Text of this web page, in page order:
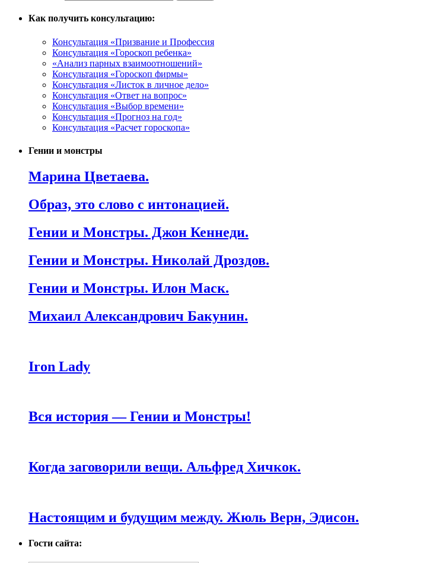
Как получить консультацию:
Консультация «Призвание и Профессия
Консультация «Гороскоп ребенка»
«Анализ парных взаимоотношений»
Консультация «Гороскоп фирмы»
Консультация «Листок в личное дело»
Консультация «Ответ на вопрос»
Консультация «Выбор времени»
Консультация «Прогноз на год»
Консультация «Расчет гороскопа»
Гении и монстры
Марина Цветаева.
Образ, это слово с интонацией.
Гении и Монстры. Джон Кеннеди.
Гении и Монстры. Николай Дроздов.
Гении и Монстры. Илон Маск.
Михаил Александрович Бакунин.
Iron Lady
Вся история — Гении и Монстры!
Когда заговорили вещи. Альфред Хичкок.
Настоящим и будущим между. Жюль Верн, Эдисон.
Гости сайта: